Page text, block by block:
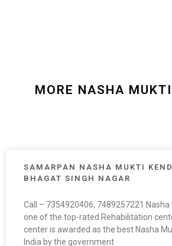
MORE NASHA
SAMARPAN NASHA MUKTI
BHAGAT SINGH NAGAR
Call – 7354920406, 7489257221 Nasha
one of the top-rated Rehabilitation
center is awarded as the best Nasha
India by the government